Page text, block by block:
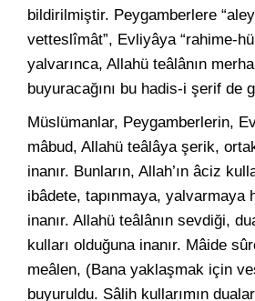
bildirilmiştir. Peygamberlere
vetteslîmât”, Evliyâya “rahime-
yalvarınca, Allahü teâlânın
buyuracağını bu hadis-i şerif de
Müslümanlar, Peygamberlerin,
mâbud, Allahü teâlâya şerik,
inanır. Bunların, Allah’ın âciz
ibâdete, tapınmaya, yalvarmaya
inanır. Allahü teâlânın sevdiği,
kulları olduğuna inanır. Mâide
meâlen, (Bana yaklaşmak için
buyuruldu. Sâlih kullarımın